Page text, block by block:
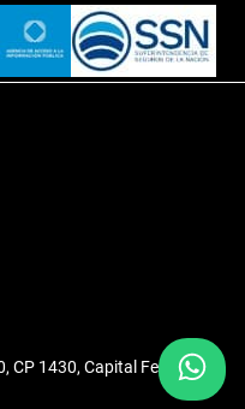
CP 1430, Capital Federal,